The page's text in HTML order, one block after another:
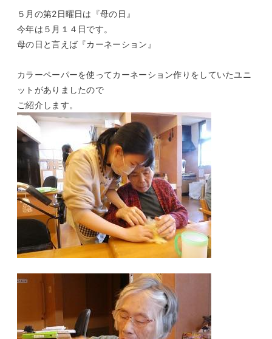
５月の第2日曜日は『母の日』
今年は５月１４日です。
母の日と言えば『カーネーション』
カラーペーパーを使ってカーネーション作りをしていたユニ
ットがありましたので
ご紹介します。